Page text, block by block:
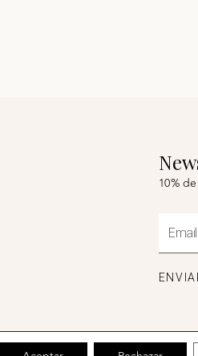
10%
Email